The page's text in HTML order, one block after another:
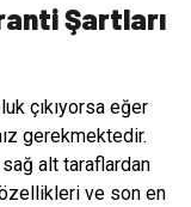
Şartları
çıkıyorsa eğer
gerekmektedir.
alt taraflardan
ve son en